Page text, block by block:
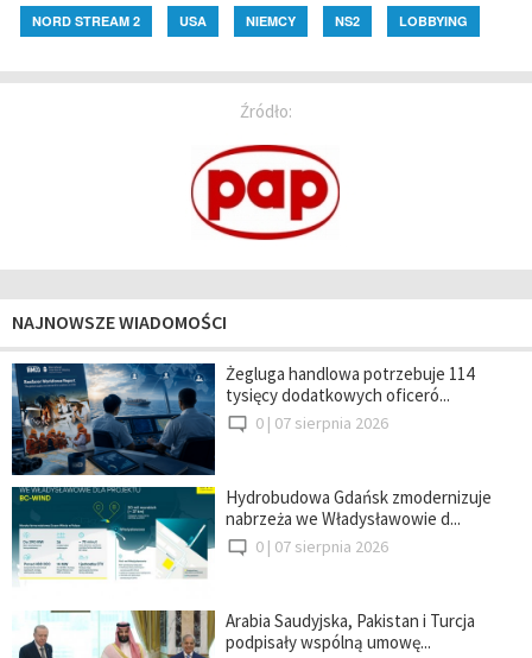
NORD STREAM 2 USA NIEMCY NS2 LOBBYING
Źródło:
NAJNOWSZE WIADOMOŚCI
Żegluga handlowa potrzebuje 114
tysięcy dodatkowych oficeró...
0 | 07 sierpnia 2026
Hydrobudowa Gdańsk zmodernizuje
nabrzeża we Władysławowie d...
0 | 07 sierpnia 2026
Arabia Saudyjska, Pakistan i Turcja
podpisały wspólną umowę...